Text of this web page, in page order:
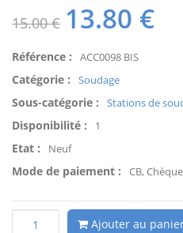
15.00 € 13.80 €
Référence : ACC0098 BIS
Catégorie : Soudage
Sous-catégorie : Stations de
Disponibilité : 1
Etat : Neuf
Mode de paiement : CB,
Ajouter au